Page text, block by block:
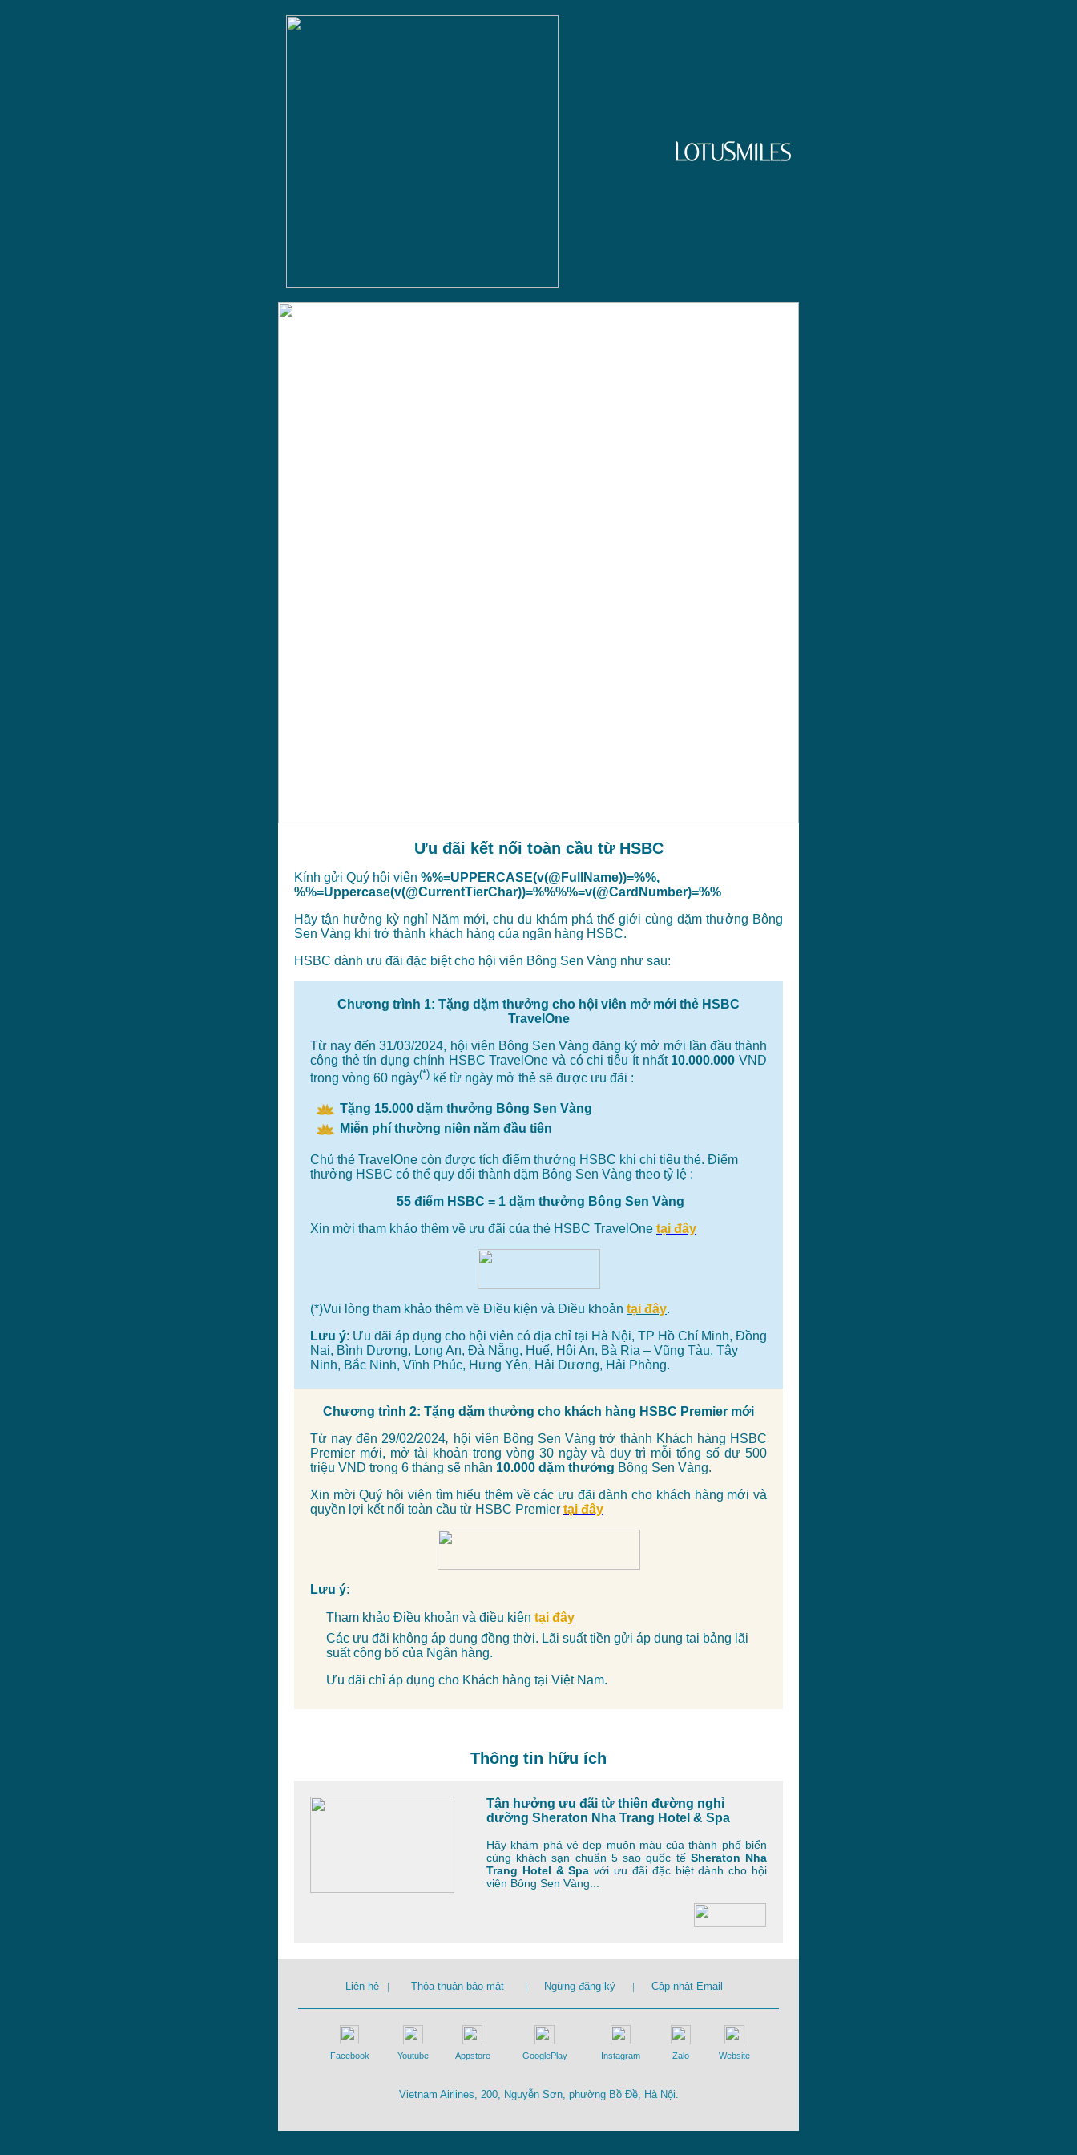
Ưu đãi kết nối toàn cầu từ HSBC
Kính gửi Quý hội viên %%=UPPERCASE(v(@FullName))=%%,
%%=Uppercase(v(@CurrentTierChar))=%%%%=v(@CardNumber)=%%
Hãy tận hưởng kỳ nghỉ Năm mới, chu du khám phá thế giới cùng dặm thưởng Bông
Sen Vàng khi trở thành khách hàng của ngân hàng HSBC.
HSBC dành ưu đãi đặc biệt cho hội viên Bông Sen Vàng như sau:
Chương trình 1: Tặng dặm thưởng cho hội viên mở mới thẻ HSBC
TravelOne
Từ nay đến 31/03/2024, hội viên Bông Sen Vàng đăng ký mở mới lần đầu thành
công thẻ tín dụng chính HSBC TravelOne và có chi tiêu ít nhất 10.000.000 VND
trong vòng 60 ngày(*) kể từ ngày mở thẻ sẽ được ưu đãi :
Tặng 15.000 dặm thưởng Bông Sen Vàng
Miễn phí thường niên năm đầu tiên
Chủ thẻ TravelOne còn được tích điểm thưởng HSBC khi chi tiêu thẻ. Điểm
thưởng HSBC có thể quy đổi thành dặm Bông Sen Vàng theo tỷ lệ :
55 điểm HSBC = 1 dặm thưởng Bông Sen Vàng
Xin mời tham khảo thêm về ưu đãi của thẻ HSBC TravelOne tại đây
(*)Vui lòng tham khảo thêm về Điều kiện và Điều khoản tại đây.
Lưu ý: Ưu đãi áp dụng cho hội viên có địa chỉ tại Hà Nội, TP Hồ Chí Minh, Đồng
Nai, Bình Dương, Long An, Đà Nẵng, Huế, Hội An, Bà Rịa – Vũng Tàu, Tây
Ninh, Bắc Ninh, Vĩnh Phúc, Hưng Yên, Hải Dương, Hải Phòng.
Chương trình 2: Tặng dặm thưởng cho khách hàng HSBC Premier mới
Từ nay đến 29/02/2024, hội viên Bông Sen Vàng trở thành Khách hàng HSBC
Premier mới, mở tài khoản trong vòng 30 ngày và duy trì mỗi tổng số dư 500
triệu VND trong 6 tháng sẽ nhận 10.000 dặm thưởng Bông Sen Vàng.
Xin mời Quý hội viên tìm hiểu thêm về các ưu đãi dành cho khách hàng mới và
quyền lợi kết nối toàn cầu từ HSBC Premier tại đây
Lưu ý:
Tham khảo Điều khoản và điều kiện tại đây
Các ưu đãi không áp dụng đồng thời. Lãi suất tiền gửi áp dụng tại bảng lãi
suất công bố của Ngân hàng.
Ưu đãi chỉ áp dụng cho Khách hàng tại Việt Nam.
Thông tin hữu ích
Tận hưởng ưu đãi từ thiên đường nghỉ
dưỡng Sheraton Nha Trang Hotel & Spa
Hãy khám phá vẻ đẹp muôn màu của thành phố biển
cùng khách sạn chuẩn 5 sao quốc tế Sheraton Nha
Trang Hotel & Spa với ưu đãi đặc biệt dành cho hội
viên Bông Sen Vàng
Liên hệ | Thỏa thuận bảo mật | Ngừng đăng ký | Cập nhật Email
Facebook Youtube Appstore GooglePlay Instagram Zalo Website
Vietnam Airlines, 200, Nguyễn Sơn, phường Bồ Đề, Hà Nội.